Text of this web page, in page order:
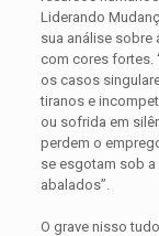
Liderando
sua análise sobre
com cores fortes.
os casos
tiranos e
ou sofrida em
perdem o
se esgotam sob
abalados”.
O grave nisso